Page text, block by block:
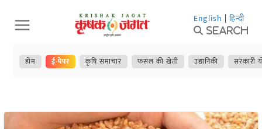
Skip
to
content
English | हिन्दी
Search
होम ई-पेपर कृषि समाचार फसल की खेती उद्यानिकी सरकारी